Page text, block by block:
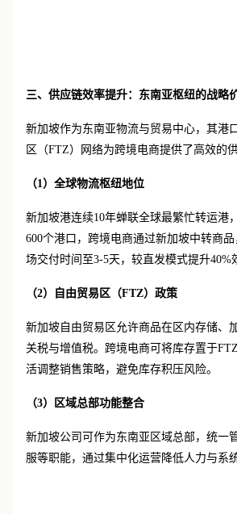
三、供应链效率提升：东南亚枢纽的战略
新加坡作为东南亚物流与贸易中心，其港
区（FTZ）网络为跨境电商提供了高效的
（1） 全球物流枢纽地位
新加坡港连续10年蝉联全球最繁忙转运港
600个港口，跨境电商通过新加坡中转商
场交付时间至3-5天，较直发模式提升40%
（2） 自由贸易区（FTZ）政策
新加坡自由贸易区允许商品在区内存储、
关税与增值税。跨境电商可将库存置于
活调整销售策略，避免库存积压风险。
（3） 区域总部功能整合
新加坡公司可作为东南亚区域总部，统一
服等职能，通过集中化运营降低人力与系